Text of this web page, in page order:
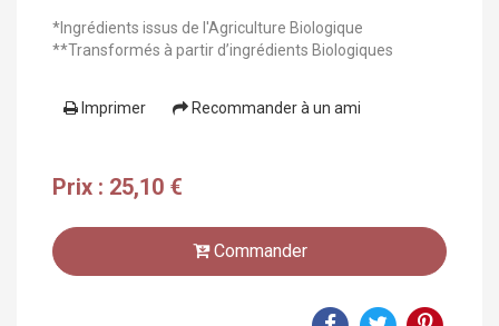
*Ingrédients issus de l'Agriculture Biologique
**Transformés à partir d’ingrédients Biologiques
Imprimer Recommander à un ami
Prix : 25,10 €
Commander